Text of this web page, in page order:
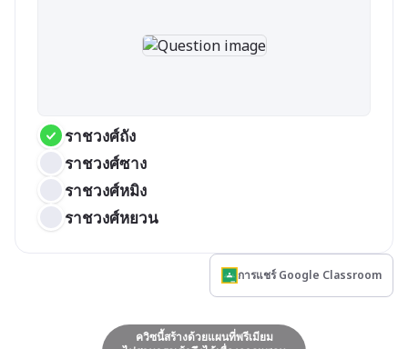
ราชวงศ์ถัง
ราชวงศ์ซาง
ราชวงศ์หมิง
ราชวงศ์หยวน
การแชร์ Google Classroom
ควิซนี้สร้างด้วยแผนที่พรีเมียม